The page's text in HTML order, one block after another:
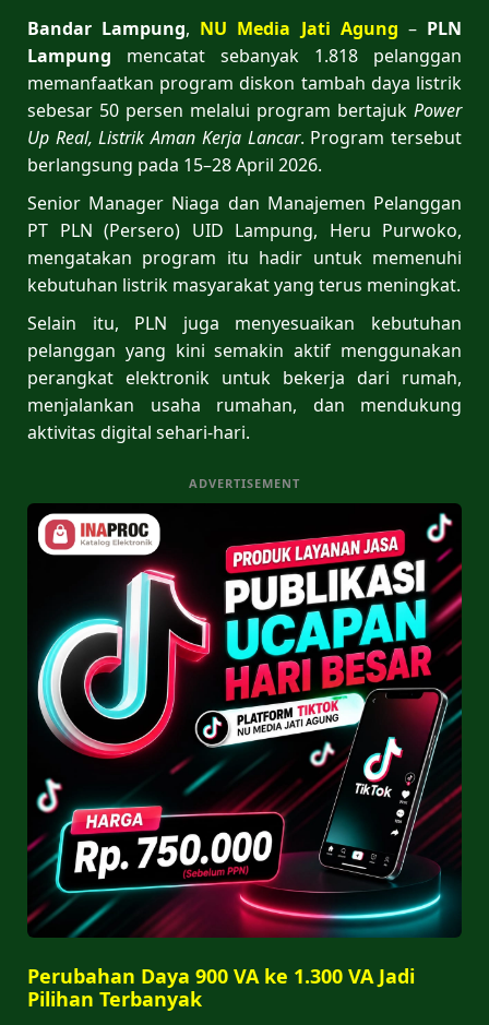
Bandar Lampung, NU Media Jati Agung – PLN
Lampung mencatat sebanyak 1.818 pelanggan
memanfaatkan program diskon tambah daya listrik
sebesar 50 persen melalui program bertajuk Power
Up Real, Listrik Aman Kerja Lancar. Program tersebut
berlangsung pada 15–28 April 2026.
Senior Manager Niaga dan Manajemen Pelanggan
PT PLN (Persero) UID Lampung, Heru Purwoko,
mengatakan program itu hadir untuk memenuhi
kebutuhan listrik masyarakat yang terus meningkat.
Selain itu, PLN juga menyesuaikan kebutuhan
pelanggan yang kini semakin aktif menggunakan
perangkat elektronik untuk bekerja dari rumah,
menjalankan usaha rumahan, dan mendukung
aktivitas digital sehari-hari.
ADVERTISEMENT
Perubahan Daya 900 VA ke 1.300 VA Jadi
Pilihan Terbanyak